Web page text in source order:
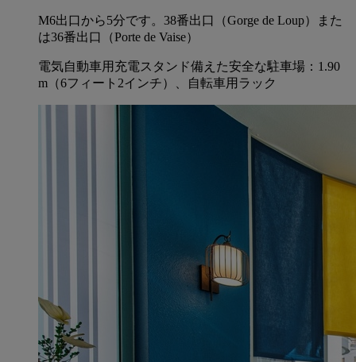
M6出口から5分です。38番出口（Gorge de Loup）また
は36番出口（Porte de Vaise）
電気自動車用充電スタンド備えた安全な駐車場：1.90
m（6フィート2インチ）、自転車用ラック